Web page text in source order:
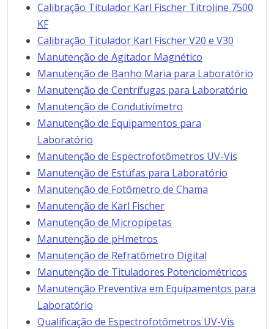
Calibração Titulador Karl Fischer Titroline 7500
KF
Calibração Titulador Karl Fischer V20 e V30
Manutenção de Agitador Magnético
Manutenção de Banho Maria para Laboratório
Manutenção de Centrífugas para Laboratório
Manutenção de Condutivímetro
Manutenção de Equipamentos para
Laboratório
Manutenção de Espectrofotômetros UV-Vis
Manutenção de Estufas para Laboratório
Manutenção de Fotômetro de Chama
Manutenção de Karl Fischer
Manutenção de Micropipetas
Manutenção de pHmetros
Manutenção de Refratômetro Digital
Manutenção de Tituladores Potenciométricos
Manutenção Preventiva em Equipamentos para
Laboratório
Qualificação de Espectrofotômetros UV-Vis